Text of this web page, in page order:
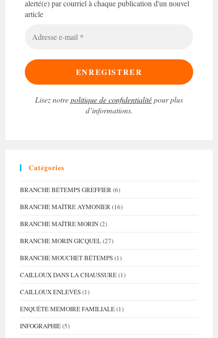
alerté(e) par courriel à chaque publication d'un nouvel
article
Lisez notrepolitique de confidentialitépour plus
d’informations.
Catégories
BRANCHE BÉTEMPS GREFFIER(6)
BRANCHE MAÎTRE AYMONIER(16)
BRANCHE MAÎTRE MORIN(2)
BRANCHE MORIN GICQUEL(27)
BRANCHE MOUCHET BÉTEMPS(1)
CAILLOUX DANS LA CHAUSSURE(1)
CAILLOUX ENLEVÉS(1)
ENQUÊTE MÉMOIRE FAMILIALE(1)
INFOGRAPHIE(5)